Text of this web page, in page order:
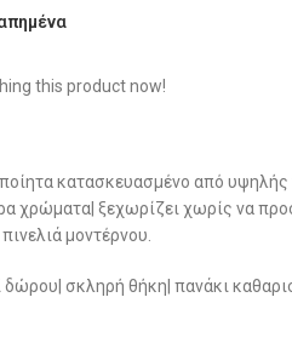
this product now!
κατασκευασμένο από
χρώματα| ξεχωρίζει χωρίς να
μοντέρνου.
δώρου| σκληρή θήκη| πανάκι